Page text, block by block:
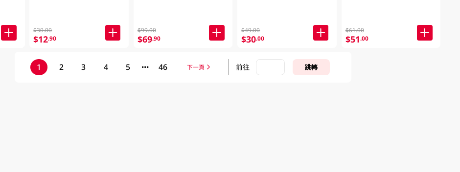
$30.00
$12.90
$99.00
$69.90
$49.00
$30.00
$61.00
$51.00
1 2 3 4 5 46 下一頁 前往 跳轉